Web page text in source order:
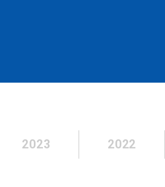
2023 2022